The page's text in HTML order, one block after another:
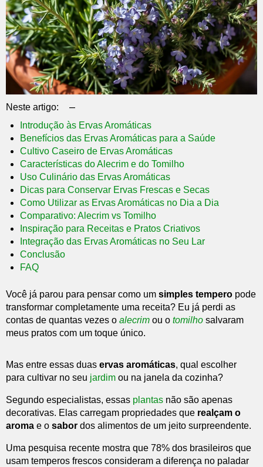
Neste artigo: –
Introdução às Ervas Aromáticas
Benefícios das Ervas Aromáticas para a Saúde
Cultivo Caseiro de Ervas Aromáticas
Características do Alecrim e do Tomilho
Uso Culinário das Ervas Aromáticas
Dicas para Conservar Ervas Frescas e Secas
Como Utilizar as Ervas Aromáticas no Dia a Dia
Comparativo: Alecrim vs Tomilho
Inspiração para Receitas e Pratos Criativos
Integração das Ervas Aromáticas no Seu Lar
Conclusão
FAQ
Você já parou para pensar como um simples tempero pode
transformar completamente uma receita? Eu já perdi as
contas de quantas vezes o alecrim ou o tomilho salvaram
meus pratos com um toque único.
Mas entre essas duas ervas aromáticas, qual escolher
para cultivar no seu jardim ou na janela da cozinha?
Segundo especialistas, essas plantas não são apenas
decorativas. Elas carregam propriedades que realçam o
aroma e o sabor dos alimentos de um jeito surpreendente.
Uma pesquisa recente mostra que 78% dos brasileiros que
usam temperos frescos consideram a diferença no paladar